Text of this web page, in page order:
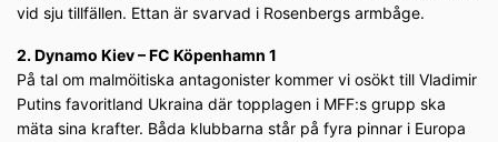
vid sju tillfällen. Ettan är svarvad i Rosenbergs armbåge.
2. Dynamo Kiev – FC Köpenhamn 1
På tal om malmöitiska antagonister kommer vi osökt till Vladimir
Putins favoritland Ukraina där topplagen i MFF:s grupp ska
mäta sina krafter. Båda klubbarna står på fyra pinnar i Europa